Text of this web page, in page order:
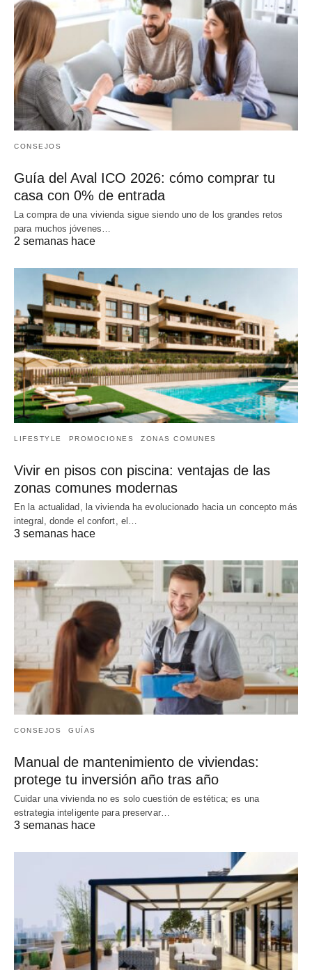
CONSEJOS
Guía del Aval ICO 2026: cómo comprar tu
casa con 0% de entrada
La compra de una vivienda sigue siendo uno de los grandes retos
para muchos jóvenes…
2 semanas hace
LIFESTYLE PROMOCIONES ZONAS COMUNES
Vivir en pisos con piscina: ventajas de las
zonas comunes modernas
En la actualidad, la vivienda ha evolucionado hacia un concepto más
integral, donde el confort, el…
3 semanas hace
CONSEJOS GUÍAS
Manual de mantenimiento de viviendas:
protege tu inversión año tras año
Cuidar una vivienda no es solo cuestión de estética; es una
estrategia inteligente para preservar…
3 semanas hace